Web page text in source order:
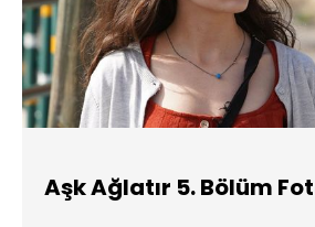
Aşk Ağlatır 5. Bölüm